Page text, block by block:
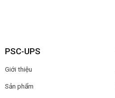
PSC-UPS
Giới thiệu
Sản phẩm